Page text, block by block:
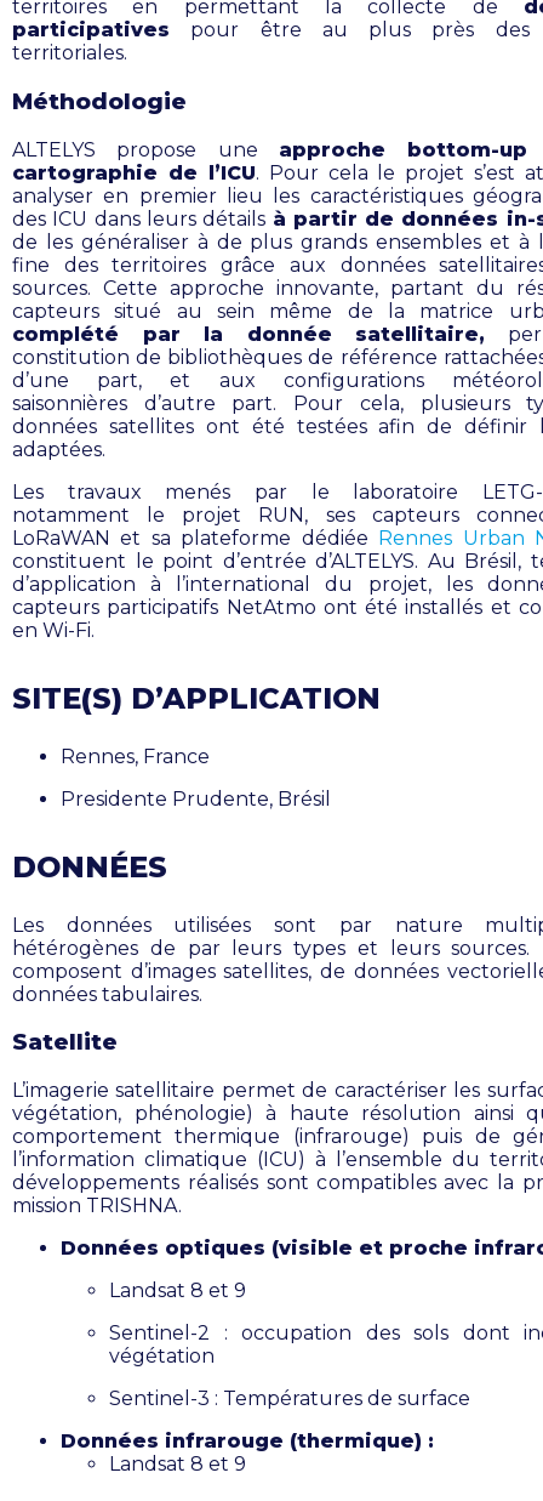
territoires en permettant la collecte de
participatives pour être au plus près des
territoriales.
Méthodologie
ALTELYS propose une approche bottom-
cartographie de l’ICU. Pour cela le projet s’est
analyser en premier lieu les caractéristiques
des ICU dans leurs détails à partir de données in-
de les généraliser à de plus grands ensembles et à
fine des territoires grâce aux données
sources. Cette approche innovante, partant du
capteurs situé au sein même de la matrice
complété par la donnée satellitaire,
constitution de bibliothèques de référence
d’une part, et aux configurations
saisonnières d’autre part. Pour cela, plusieurs
données satellites ont été testées afin de définir
adaptées.
Les travaux menés par le laboratoire LETG-
notamment le projet RUN, ses capteurs
LoRaWAN et sa plateforme dédiée Rennes Urban
constituent le point d’entrée d’ALTELYS. Au Brésil,
d’application à l’international du projet, les
capteurs participatifs NetAtmo ont été installés et
en Wi-Fi.
SITE(S) D’APPLICATION
Rennes, France
Presidente Prudente, Brésil
DONNÉES
Les données utilisées sont par nature
hétérogènes de par leurs types et leurs sources.
composent d’images satellites, de données
données tabulaires.
Satellite
L’imagerie satellitaire permet de caractériser les
végétation, phénologie) à haute résolution ainsi
comportement thermique (infrarouge) puis de
l’information climatique (ICU) à l’ensemble du
développements réalisés sont compatibles avec la
mission TRISHNA.
Données optiques (visible et proche
Landsat 8 et 9
Sentinel-2 : occupation des sols dont
végétation
Sentinel-3 : Températures de surface
Données infrarouge (thermique) :
Landsat 8 et 9